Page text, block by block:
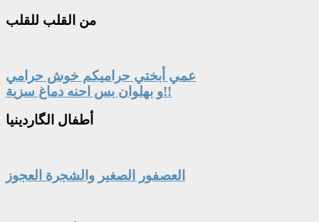
من القلب للقلب
عمي أبختي حراميكم خوش حرامي
و بهلوان بس احنه دماغ سزية!!
أطفال الگاردينيا
العصفور الصغير والشجرة العجوز